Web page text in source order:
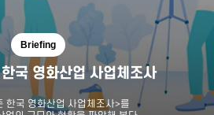
Briefing
국 영화산업 사업체조사
한국 영화산업 사업체조사>를